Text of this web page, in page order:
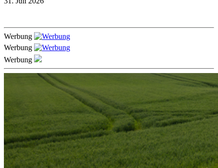
Werbung
Werbung
Werbung